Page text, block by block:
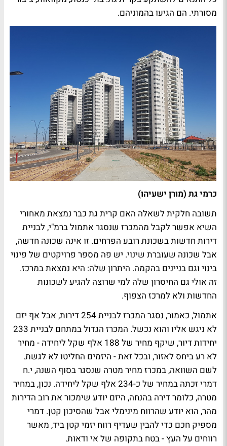
מסורתי. הם הגיעו בהמוניהם.
כרמי גת (מורן ישעיהו)
תשובה חלקית לשאלה האם קרית גת כבר נמצאת מאחורי
השיא אפשר לקבל מהמכרז שנסגר אתמול ברמ"י, לבניית
דירות חדשות בשכונת רובע הפרחים. זו אינה שכונה חדשה,
אבל שכונה שעוברת שינוי. יש פה מספר פרויקטים של פינוי
בינוי וגם בניינים בהקמה. היתרון שלה: היא נמצאת במרכז.
זה אולי גם החיסרון שלה למי שרוצה להגיע לשכונות
החדשות ולא למרכז הצפוף.
אתמול, כאמור, נסגר המכרז לבניית 254 דירות, אבל אף יזם
לא ניגש אליו והוא נכשל. המכרז הגדול במתחם לבניית 233
יחידות דיור, שיקף מחיר של 188 אלף שקל ליחידה - מחיר
לא רע ביחס לאזור, ובכל זאת - היזמים החליטו לא לגשת.
לשם השוואה, במכרז מחיר מטרה שנסגר בסוף השנה, י.ח
דמרי זכתה במחיר של כ-234 אלף שקל ליחידה. נכון, במחיר
מטרה, כלומר דירה בהנחה, היזם יודע שימכור את רוב הדירות
מהר, הוא יודע שהרווח מינימלי אבל שהסיכון קטן. דמרי
מספיק חכם כדי להבין שעדיף רווח יזמי קטן ביד, מאשר
רווחים על העץ - בטח בתקופה של אי ודאות.